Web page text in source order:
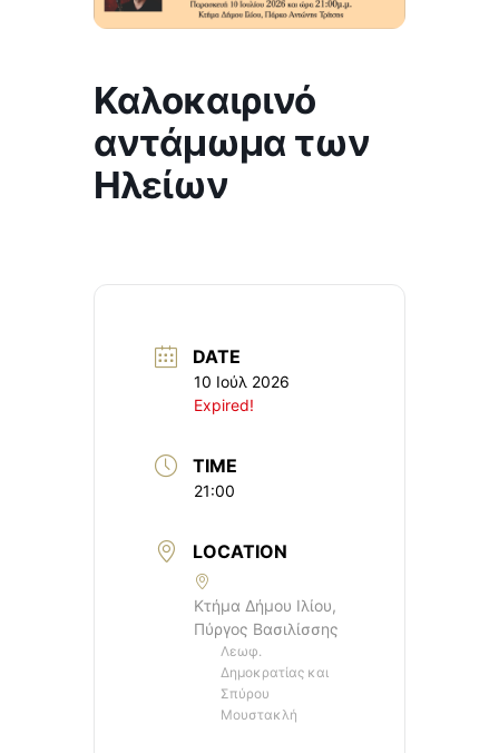
Καλοκαιρινό
αντάμωμα των
Ηλείων
DATE
10 Ιούλ 2026
Expired!
TIME
21:00
LOCATION
Κτήμα Δήμου Ιλίου,
Πύργος Βασιλίσσης
Λεωφ.
Δημοκρατίας και
Σπύρου
Μουστακλή